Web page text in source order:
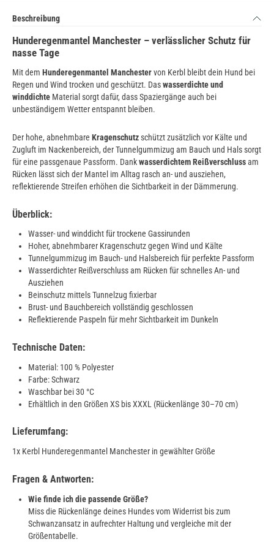
Beschreibung
Hunderegenmantel Manchester – verlässlicher Schutz für
nasse Tage
Mit dem Hunderegenmantel Manchestervon Kerbl bleibt dein Hund bei
Regen und Wind trocken und geschützt. Daswasserdichte und
winddichte Material sorgt dafür, dass Spaziergänge auch bei
unbeständigem Wetter entspannt bleiben.
Der hohe, abnehmbare Kragenschutzschützt zusätzlich vor Kälte und
Zugluft im Nackenbereich, der Tunnelgummizug am Bauch und Hals sorgt
für eine passgenaue Passform. Dankwasserdichtem Reißverschlussam
Rücken lässt sich der Mantel im Alltag rasch an- und ausziehen,
reflektierende Streifen erhöhen die Sichtbarkeit in der Dämmerung.
Überblick:
Wasser- und winddicht für trockene Gassirunden
Hoher, abnehmbarer Kragenschutz gegen Wind und Kälte
Tunnelgummizug im Bauch- und Halsbereich für perfekte Passform
Wasserdichter Reißverschluss am Rücken für schnelles An- und
Ausziehen
Beinschutz mittels Tunnelzug fixierbar
Brust- und Bauchbereich vollständig geschlossen
Reflektierende Paspeln für mehr Sichtbarkeit im Dunkeln
Technische Daten:
Material: 100 % Polyester
Farbe: Schwarz
Waschbar bei 30 °C
Erhältlich in den Größen XS bis XXXL (Rückenlänge 30–70 cm)
Lieferumfang:
1x Kerbl Hunderegenmantel Manchester in gewählter Größe
Fragen & Antworten:
Wie finde ich die passende Größe?
Miss die Rückenlänge deines Hundes vom Widerrist bis zum
Schwanzansatz in aufrechter Haltung und vergleiche mit der
Größentabelle.